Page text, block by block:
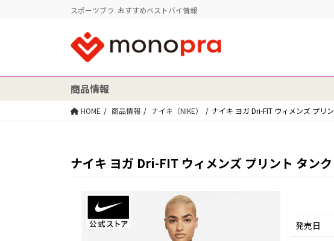
スポーツブラ おすすめベストバイ情報
商品情報
HOME 商品情報 ナイキ（NIKE） ナイキ ヨガ Dri-FIT ウィメンズ プリ
ナイキ ヨガ Dri-FIT ウィメンズ プリント タン
発売日